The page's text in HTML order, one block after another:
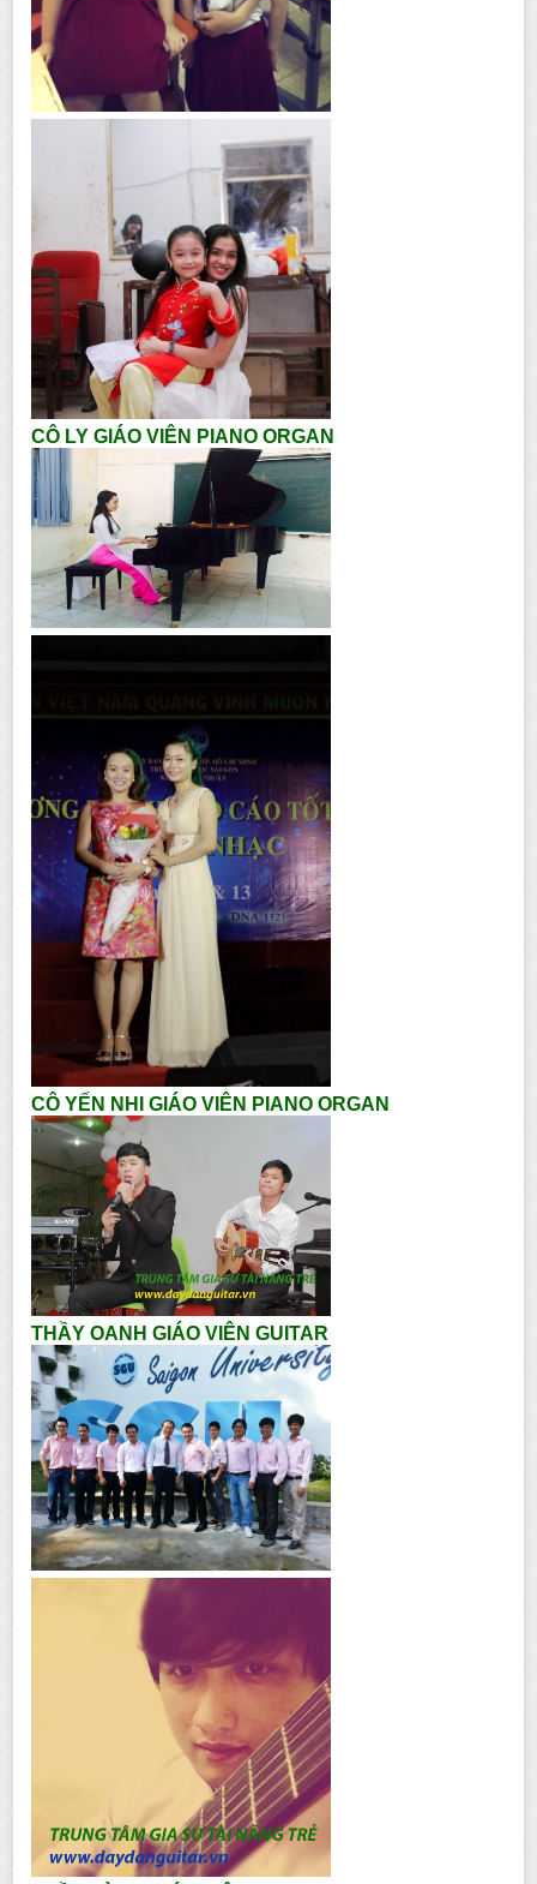
CÔ LY GIÁO VIÊN PIANO ORGAN
CÔ YẾN NHI GIÁO VIÊN PIANO ORGAN
THẦY OANH GIÁO VIÊN GUITAR